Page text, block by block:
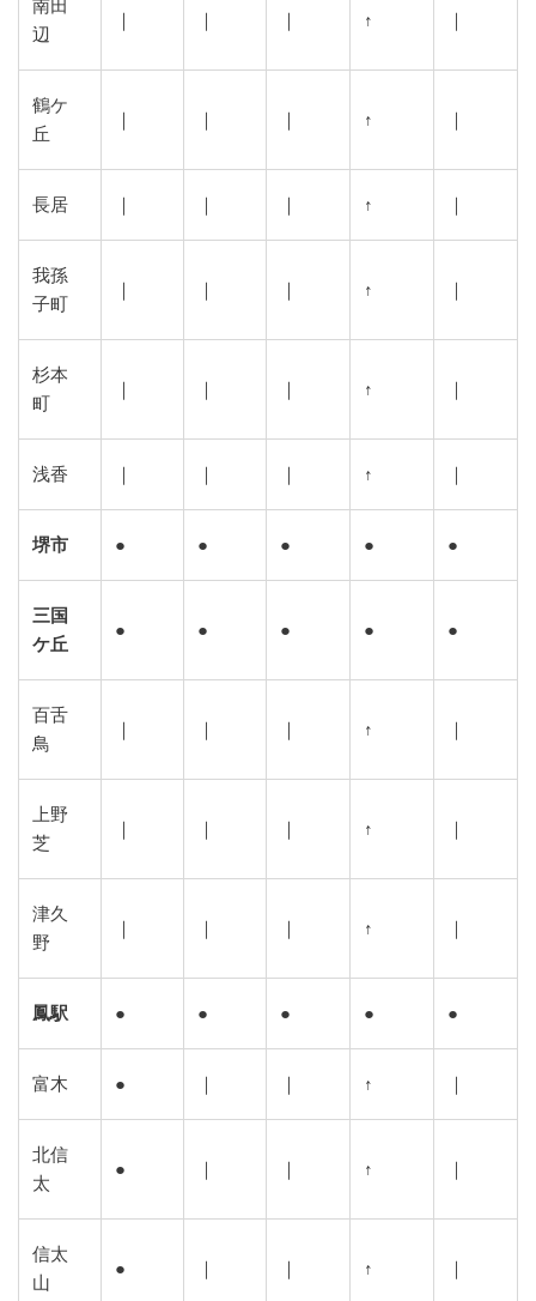
南田
辺
↑
鶴ケ
丘
↑
長居 ↑
我孫
子町
↑
杉本
町
↑
浅香 ↑
堺市 ● ● ● ● ●
三国
ケ丘
● ● ● ● ●
百舌
鳥
↑
上野
芝
↑
津久
野
↑
鳳駅 ● ● ● ● ●
富木 ● ↑
北信
太
● ↑
信太
山
● ↑